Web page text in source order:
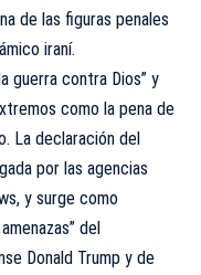
de las figuras penales
iraní.
guerra contra Dios” y
como la pena de
La declaración del
por las agencias
y surge como
del
Donald Trump y de